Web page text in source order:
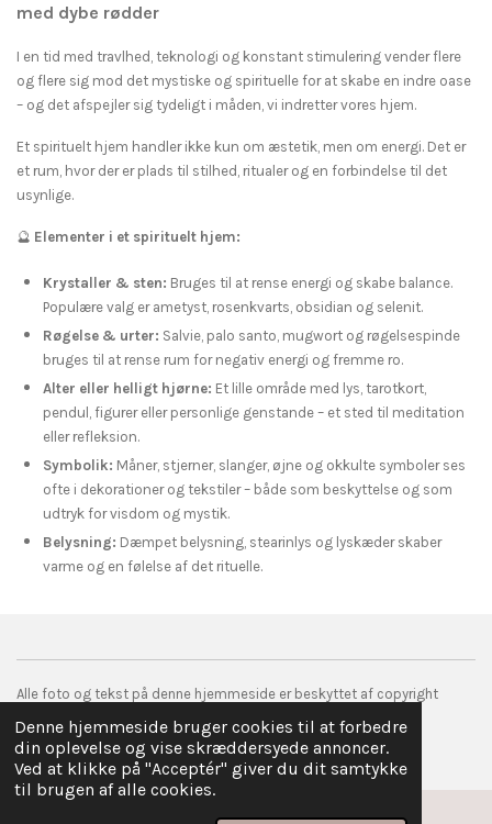
Denne hjemmeside bruger cookies til at forbedre
din oplevelse og vise skræddersyede annoncer.
Ved at klikke på "Acceptér" giver du dit samtykke
til brugen af alle cookies.
med dybe rødder
I en tid med travlhed, teknologi og konstant stimulering vender flere
og flere sig mod det mystiske og spirituelle for at skabe en indre oase
– og det afspejler sig tydeligt i måden, vi indretter vores hjem.
Et spirituelt hjem handler ikke kun om æstetik, men om energi. Det er
et rum, hvor der er plads til stilhed, ritualer og en forbindelse til det
usynlige.
🔮 Elementer i et spirituelt hjem:
Krystaller & sten: Bruges til at rense energi og skabe balance.
Populære valg er ametyst, rosenkvarts, obsidian og selenit.
Røgelse & urter: Salvie, palo santo, mugwort og røgelsespinde
bruges til at rense rum for negativ energi og fremme ro.
Alter eller helligt hjørne: Et lille område med lys, tarotkort,
pendul, figurer eller personlige genstande – et sted til meditation
eller refleksion.
Symbolik: Måner, stjerner, slanger, øjne og okkulte symboler ses
ofte i dekorationer og tekstiler – både som beskyttelse og som
udtryk for visdom og mystik.
Belysning: Dæmpet belysning, stearinlys og lyskæder skaber
varme og en følelse af det rituelle.
Alle foto og tekst på denne hjemmeside er beskyttet af copyright
© 2017 droemmefanger.com
Drevet afWebador